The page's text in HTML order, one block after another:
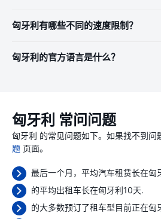
匈牙利有哪些不同的速度限制？
匈牙利的官方语言是什么？
匈牙利 常问问题
匈牙利 的常见问题如下。如果找不到问
题 页面。
最后一个月，平均汽车租赁长在匈
的平均出租车长在匈牙利10天.
的大多数预订了租车型目前正在匈